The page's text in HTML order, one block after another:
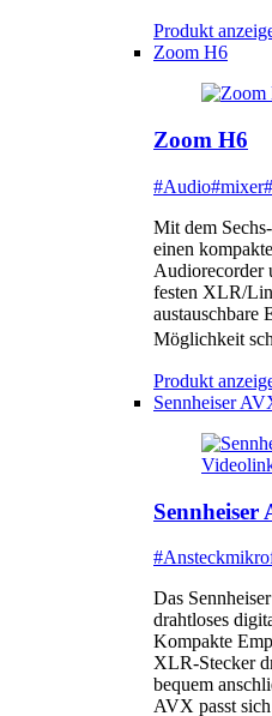
Produkt
Zoom H6
Zoom H6
#Audio#mixer
Mit dem
einen
Audiorecorder
festen XLR/
austauschbare
Möglichkeit
Produkt
Sennheiser
Das
drahtloses
Kompakte
XLR-Stecker
bequem
AVX passt